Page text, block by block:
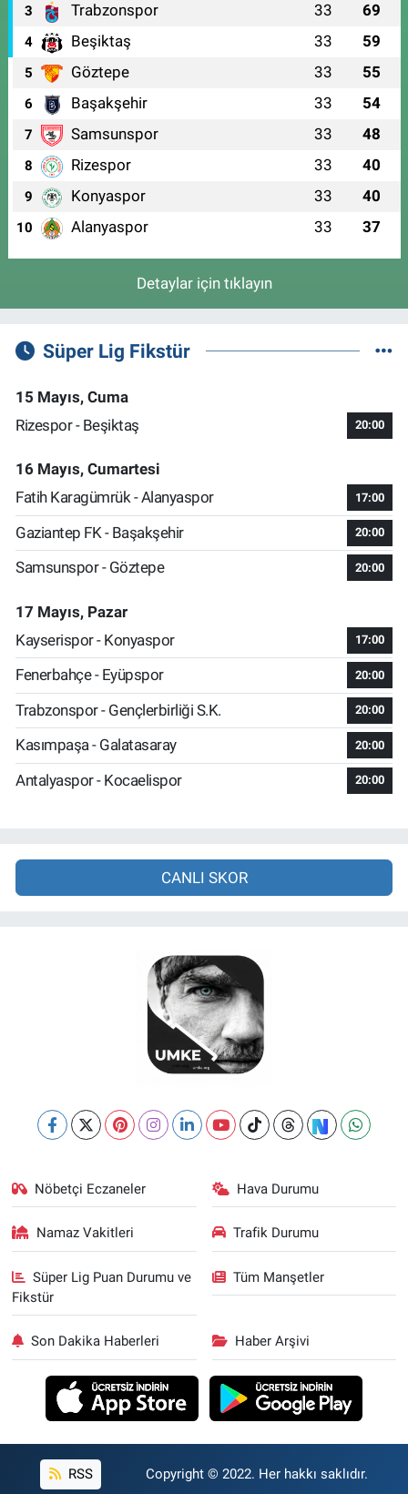
3 Trabzonspor 33 69
4 Beşiktaş 33 59
5 Göztepe 33 55
6 Başakşehir 33 54
7 Samsunspor 33 48
8 Rizespor 33 40
9 Konyaspor 33 40
10 Alanyaspor 33 37
Detaylar için tıklayın
Süper Lig Fikstür
15 Mayıs, Cuma
Rizespor - Beşiktaş
20:00
16 Mayıs, Cumartesi
Fatih Karagümrük - Alanyaspor
17:00
Gaziantep FK - Başakşehir 20:00
Samsunspor - Göztepe 20:00
17 Mayıs, Pazar
Kayserispor - Konyaspor
17:00
Fenerbahçe - Eyüpspor 20:00
Trabzonspor - Gençlerbirliği S.K. 20:00
Kasımpaşa - Galatasaray 20:00
Antalyaspor - Kocaelispor 20:00
CANLI SKOR
Nöbetçi Eczaneler Hava Durumu
Namaz Vakitleri Trafik Durumu
Süper Lig Puan Durumu ve
Fikstür
Tüm Manşetler
Son Dakika Haberleri Haber Arşivi
RSS Copyright © 2022. Her hakkı saklıdır.